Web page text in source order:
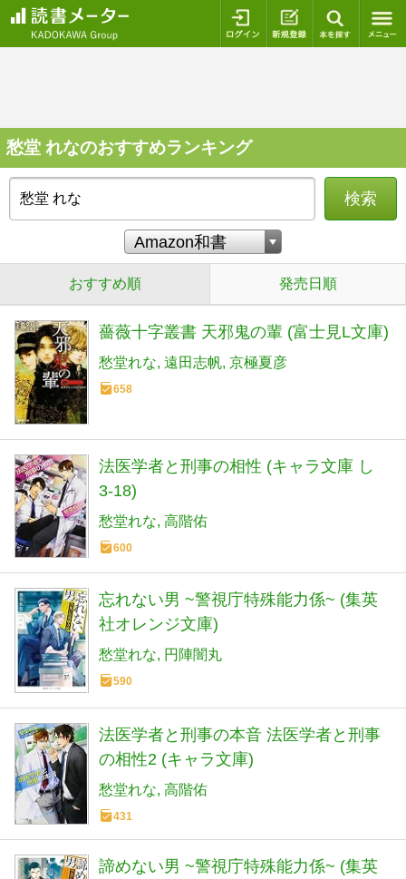
ログイン 新規登録
愁堂 れなのおすすめランキング
検索
おすすめ順 発売日順
薔薇十字叢書 天邪鬼の輩 (富士見L文庫)
愁堂れな 遠田志帆 京極夏彦
658
法医学者と刑事の相性 (キャラ文庫 し
3-18)
愁堂れな 高階佑
600
忘れない男 ~警視庁特殊能力係~ (集英
社オレンジ文庫)
愁堂れな 円陣闇丸
590
法医学者と刑事の本音 法医学者と刑事
の相性2 (キャラ文庫)
愁堂れな 高階佑
431
諦めない男 ~警視庁特殊能力係~ (集英